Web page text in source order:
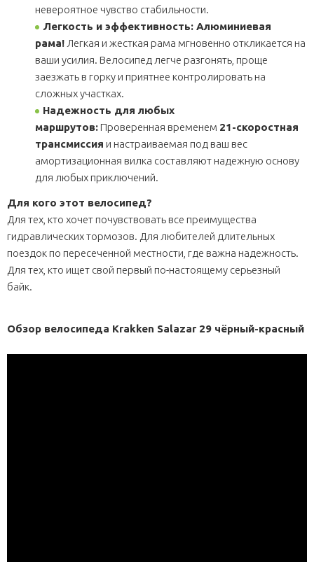
невероятное чувство стабильности.
Легкость и эффективность: Алюминиевая
рама! Легкая и жесткая рама мгновенно откликается на
ваши усилия. Велосипед легче разгонять, проще
заезжать в горку и приятнее контролировать на
сложных участках.
Надежность для любых
маршрутов: Проверенная временем 21-скоростная
трансмиссия и настраиваемая под ваш вес
амортизационная вилка составляют надежную основу
для любых приключений.
Для кого этот велосипед?
Для тех, кто хочет почувствовать все преимущества
гидравлических тормозов. Для любителей длительных
поездок по пересеченной местности, где важна надежность.
Для тех, кто ищет свой первый по-настоящему серьезный
байк.
Обзор велосипеда Krakken Salazar 29 чёрный-красный